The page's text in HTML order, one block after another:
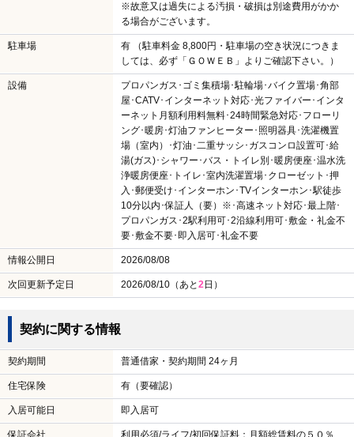
※故意又は過失による汚損・破損は別途費用がかか
る場合がございます。
駐車場
有 （駐車料金 8,800円・駐車場の空き状況につきま
しては、必ず「ＧＯＷＥＢ」よりご確認下さい。）
設備
プロパンガス･ゴミ集積場･駐輪場･バイク置場･角部
屋･CATV･インターネット対応･光ファイバー･インタ
ーネット月額利用料無料･24時間緊急対応･フローリ
ング･暖房･灯油ファンヒーター･照明器具･洗濯機置
場（室内）･灯油･二重サッシ･ガスコンロ設置可･給
湯(ガス)･シャワー･バス・トイレ別･暖房便座･温水洗
浄暖房便座･トイレ･室内洗濯置場･クローゼット･押
入･郵便受け･インターホン･TVインターホン･駅徒歩
10分以内･保証人（要）※･高速ネット対応･最上階･
プロパンガス･2駅利用可･2沿線利用可･敷金・礼金不
要･敷金不要･即入居可･礼金不要
情報公開日 2026/08/08
次回更新予定日 2026/08/10（あと2日）
契約に関する情報
契約期間 普通借家・契約期間 24ヶ月
住宅保険 有（要確認）
入居可能日 即入居可